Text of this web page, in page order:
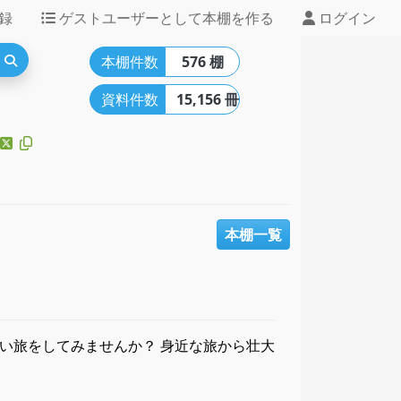
ゲストユーザーとして本棚を作る ログイン
本棚件数
576 棚
資料件数
15,156 冊
本棚一覧
旅をしてみませんか？ 身近な旅から壮大